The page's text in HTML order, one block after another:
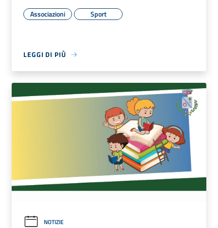
Associazioni Sport
LEGGI DI PIÙ
NOTIZIE